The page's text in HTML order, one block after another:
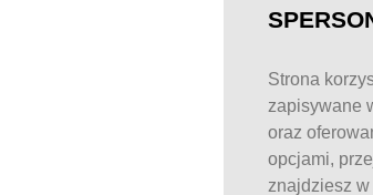
Strona
zapisywane
oraz
opcjami,
znajdziesz